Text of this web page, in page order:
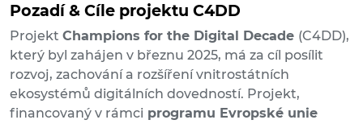
Pozadí & Cíle projektu C4DD
Projekt Champions for the Digital Decade (C4DD),
který byl zahájen v březnu 2025, má za cíl posílit
rozvoj, zachování a rozšíření vnitrostátních
ekosystémů digitálních dovedností. Projekt,
financovaný v rámci programu Evropské unie